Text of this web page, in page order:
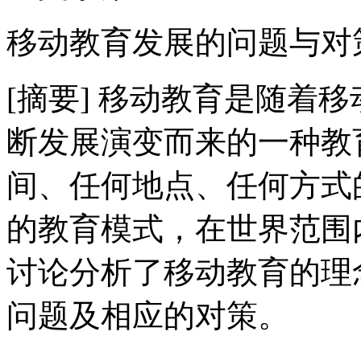
移动教育发展的问题与对
[摘要] 移动教育是随着
断发展演变而来的一种
间、任何地点、任何方
的教育模式，在世界范
讨论分析了移动教育的
问题及相应的对策。